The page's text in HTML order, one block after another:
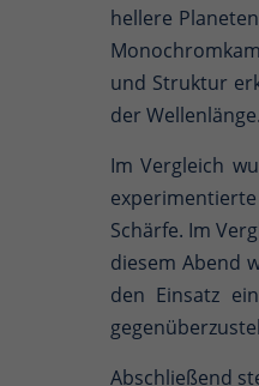
hellere
und Struktur
der
Im Vergleich
Schärfe. Im
diesem Abend
den Einsatz
Abschließend